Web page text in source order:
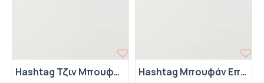
Hashtag Τζιν Μπουφάν 242714 Μπλε Hashtag Μπουφάν Εποχιακό 242713 Μπλε